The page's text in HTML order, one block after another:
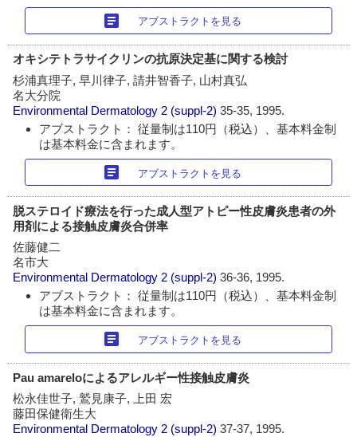
article アブストラクトを見る
オキシテトラサイクリンの抗原決定基に関する検討
杉浦真理子, 早川律子, 請井智香子, 山村真弘
名大分院
Environmental Dermatology 2 (suppl-2)35-35, 1995.
アブストラクト： 従量制は110円（税込）、基本料金制
は基本料金に含まれます。
article アブストラクトを見る
脱ステロイド療法を行った成人型アトピー性皮膚炎患者の外
用剤による接触皮膚炎合併率
佐藤健二
名市大
Environmental Dermatology 2 (suppl-2)36-36, 1995.
アブストラクト： 従量制は110円（税込）、基本料金制
は基本料金に含まれます。
article アブストラクトを見る
Pau amareloによるアレルギー性接触皮膚炎
松永佳世子, 鷲見康子, 上田 宏
藤田保健衛生大
Environmental Dermatology 2 (suppl-2)37-37, 1995.